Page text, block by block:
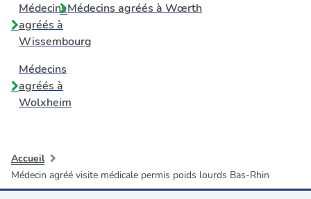
Médecins
agréés à
Wissembourg
Médecins agréés à Wœrth
Médecins
agréés à
Wolxheim
Accueil
Médecin agréé visite médicale permis poids lourds Bas-Rhin